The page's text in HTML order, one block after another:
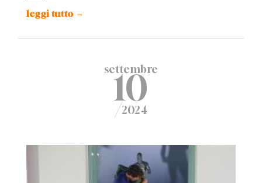
leggi tutto →
settembre
10
/2024